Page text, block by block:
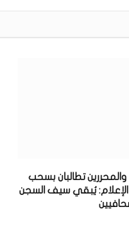
والمحررين تطالبان بسحب
يُبقي سيف السجن